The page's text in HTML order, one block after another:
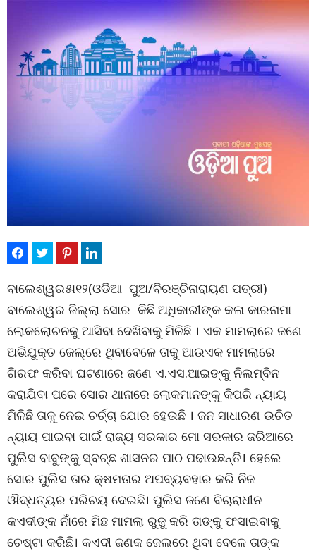
ବାଲେଶ୍ୱର୫ା୧୨(ଓଡିଆ ପୁଅ/ବିରଞ୍ଚିନାରାୟଣ ପତ୍ରୀ)
ବାଲେଶ୍ୱର ଜିଲ୍ଲା ସୋର କିଛି ଅଧିକାରୀଙ୍କ କଳା କାରନାମା
ଲୋକଲୋଚନକୁ ଆସିବା ଦେଖିବାକୁ ମିଳିଛି । ଏକ ମାମଲାରେ ଜଣେ
ଅଭିଯୁକ୍ତ ଜେଲ୍‌ରେ ଥିବାବେଳେ ତାକୁ ଆଉଏକ ମାମଲାରେ
ଗିରଫ କରିବା ଘଟଣାରେ ଜଣେ ଏ.ଏସ.ଆଇଙ୍କୁ ନିଲମ୍ବିନ
କରାଯିବା ପରେ ସୋର ଥାନାରେ ଲୋକମାନଙ୍କୁ କିପରି ନ୍ୟାୟ
ମିଳିଛି ତାକୁ ନେଇ ଚର୍ଚ୍ଚା ଯୋର ହେଉଛି । ଜନ ସାଧାରଣ ଉଚିତ
ନ୍ୟାୟ ପାଇବା ପାଇଁ ରାଜ୍ୟ ସରକାର ମୋ ସରକାର ଜରିଆରେ
ପୁଲିସ ବାବୁଙ୍କୁ ସ୍ବଚ୍ଛ ଶାସନର ପାଠ ପଢାଉଛନ୍ତି। ହେଲେ
ସୋର ପୁଲିସ ତାର କ୍ଷମତାର ଅପବ୍ୟବହାର କରି ନିଜ
ଔଦ୍ଧତ୍ୟର ପରିଚୟ ଦେଇଛି। ପୁଲିସ ଜଣେ ବିଚାରାଧୀନ
କଏଦୀଙ୍କ ନାଁରେ ମିଛ ମାମଲା ରୁଜୁ କରି ତାଙ୍କୁ ଫସାଇବାକୁ
ଚେଷ୍ଟା କରିଛି। କଏଦୀ ଜଣକ ଜେଲରେ ଥିବା ବେଳେ ତାଙ୍କ